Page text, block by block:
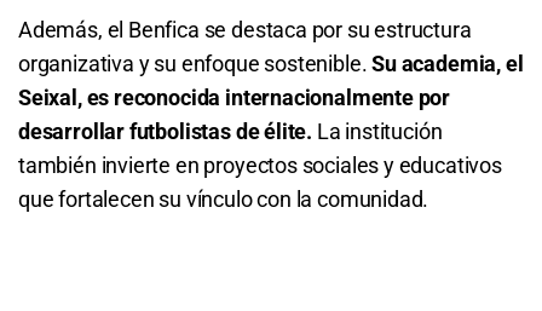
Total de Goles - Menos de 6.5
1.05 S/ 10,50 S/ 0,50
Total de Tarjetas - Menos de 0.5
Además, el Benfica se destaca por su estructura
organizativa y su enfoque sostenible.Su academia, el
Seixal, es reconocida internacionalmente por
desarrollar futbolistas de élite. La institución
también invierte en proyectos sociales y educativos
que fortalecen su vínculo con la comunidad.